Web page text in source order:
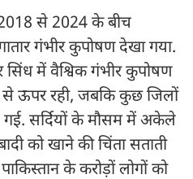
2018 से 2024 के बीच
गंभीर कुपोषण देखा गया.
में वैश्विक गंभीर कुपोषण
से ऊपर रही, जबकि कुछ जिलों
सर्दियों के मौसम में अकेले
को खाने की चिंता सताती
के करोड़ों लोगों को